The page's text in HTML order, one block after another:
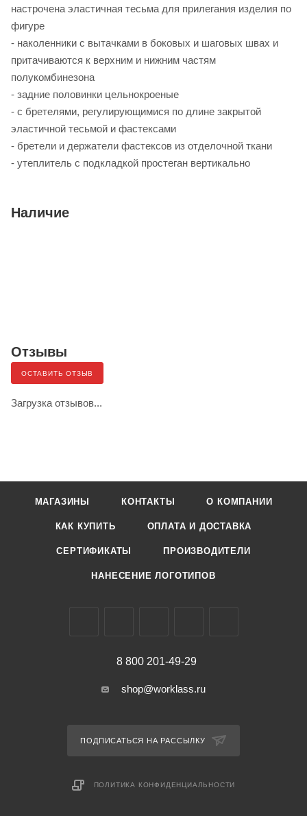
настрочена эластичная тесьма для прилегания изделия по
фигуре
- наколенники с вытачками в боковых и шаговых швах и
притачиваются к верхним и нижним частям
полукомбинезона
- задние половинки цельнокроеные
- с бретелями, регулирующимися по длине закрытой
эластичной тесьмой и фастексами
- бретели и держатели фастексов из отделочной ткани
- утеплитель с подкладкой простеган вертикально
Наличие
Отзывы
ОСТАВИТЬ ОТЗЫВ
Загрузка отзывов...
МАГАЗИНЫ КОНТАКТЫ О КОМПАНИИ
КАК КУПИТЬ ОПЛАТА И ДОСТАВКА
СЕРТИФИКАТЫ ПРОИЗВОДИТЕЛИ
НАНЕСЕНИЕ ЛОГОТИПОВ
8 800 201-49-29
shop@worklass.ru
ПОДПИСАТЬСЯ НА РАССЫЛКУ
ПОЛИТИКА КОНФИДЕНЦИАЛЬНОСТИ